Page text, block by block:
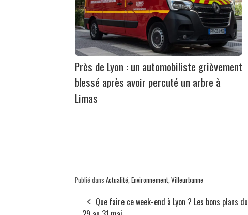
Près de Lyon : un automobiliste grièvement
blessé après avoir percuté un arbre à
Limas
Publié dans Actualité Environnement Villeurbanne
Que faire ce week-end à Lyon ? Les bons plans du